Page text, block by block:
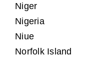
Niger
Nigeria
Niue
Norfolk Island